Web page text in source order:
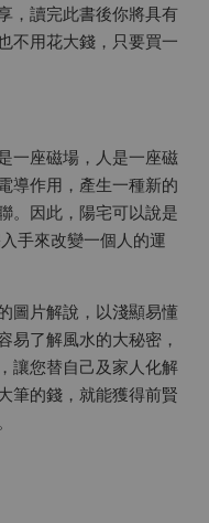
，讀完此書後你將具有
不用花大錢，只要買一
一座磁場，人是一座磁
導作用，產生一種新的
。因此，陽宅可以說是
手來改變一個人的運
圖片解說，以淺顯易懂
易了解風水的大秘密，
讓您替自己及家人化解
筆的錢，就能獲得前賢